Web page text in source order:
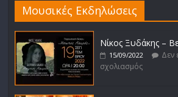
Μουσικές Εκδηλώσεις
Νίκος Ξυδάκης –
15/09/2022
Δεν
σχολιασμός